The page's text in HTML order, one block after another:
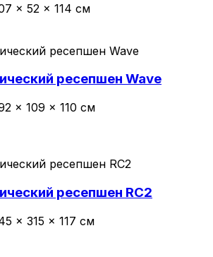
× 52 × 114 см
ресепшен Wave
× 109 × 110 см
ресепшен RC2
× 315 × 117 см